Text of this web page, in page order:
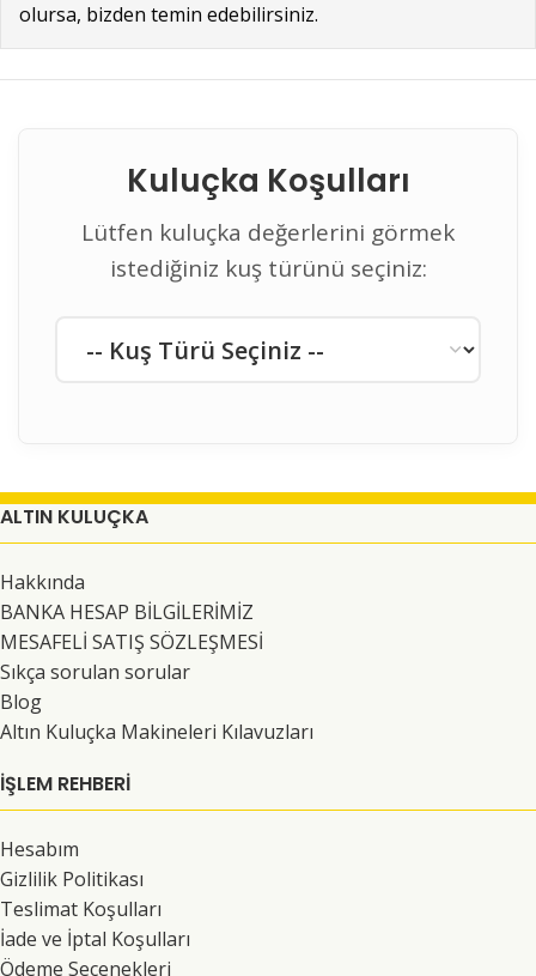
olursa, bizden temin edebilirsiniz.
Kuluçka Koşulları
Lütfen kuluçka değerlerini görmek
istediğiniz kuş türünü seçiniz:
ALTIN KULUÇKA
Hakkında
BANKA HESAP BİLGİLERİMİZ
MESAFELİ SATIŞ SÖZLEŞMESİ
Sıkça sorulan sorular
Blog
Altın Kuluçka Makineleri Kılavuzları
İŞLEM REHBERİ
Hesabım
Gizlilik Politikası
Teslimat Koşulları
İade ve İptal Koşulları
Ödeme Seçenekleri